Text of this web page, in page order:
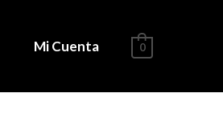
Mi Cuenta 0